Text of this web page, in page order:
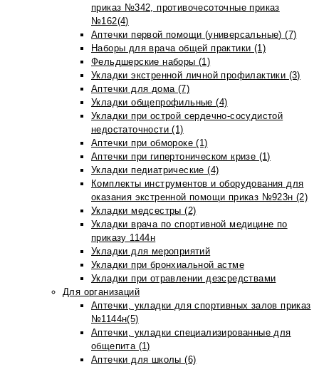
приказ №342, противочесоточные приказ
№162(4)
Аптечки первой помощи (универсальные) (7)
Наборы для врача общей практики (1)
Фельдшерские наборы (1)
Укладки экстренной личной профилактики (3)
Аптечки для дома (7)
Укладки общепрофильные (4)
Укладки при острой сердечно-сосудистой
недостаточности (1)
Аптечки при обмороке (1)
Аптечки при гипертоническом кризе (1)
Укладки педиатрические (4)
Комплекты инструментов и оборудования для
оказания экстренной помощи приказ №923н (2)
Укладки медсестры (2)
Укладки врача по спортивной медицине по
приказу 1144н
Укладки для мероприятий
Укладки при бронхиальной астме
Укладки при отравлении дезсредствами
Для организаций
Аптечки, укладки для спортивных залов приказ
№1144н(5)
Аптечки, укладки специализированные для
общепита (1)
Аптечки для школы (6)